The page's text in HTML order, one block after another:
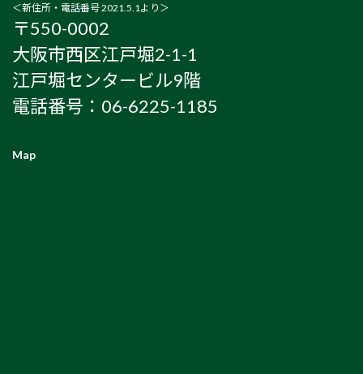
＜新住所・電話番号 2021.5.1より＞
〒550-0002
大阪市西区江戸堀2-1-1
江戸堀センタービル9階
電話番号：06-6225-1185
Map